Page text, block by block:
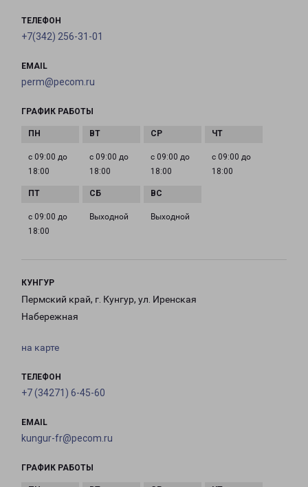
ТЕЛЕФОН
+7(342) 256-31-01
EMAIL
perm@pecom.ru
ГРАФИК РАБОТЫ
с 09:00 до
18:00
с 09:00 до
18:00
с 09:00 до
18:00
с 09:00 до
18:00
с 09:00 до
18:00
Выходной Выходной
КУНГУР
Пермский край, г. Кунгур, ул. Иренская
Набережная
на карте
ТЕЛЕФОН
+7 (34271) 6-45-60
EMAIL
kungur-fr@pecom.ru
ГРАФИК РАБОТЫ